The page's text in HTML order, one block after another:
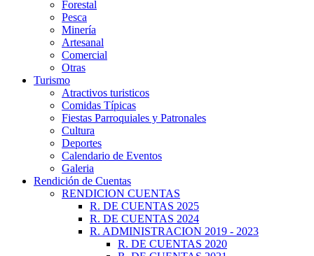
Forestal
Pesca
Minería
Artesanal
Comercial
Otras
Turismo
Atractivos turisticos
Comidas Típicas
Fiestas Parroquiales y Patronales
Cultura
Deportes
Calendario de Eventos
Galeria
Rendición de Cuentas
RENDICION CUENTAS
R. DE CUENTAS 2025
R. DE CUENTAS 2024
R. ADMINISTRACION 2019 - 2023
R. DE CUENTAS 2020